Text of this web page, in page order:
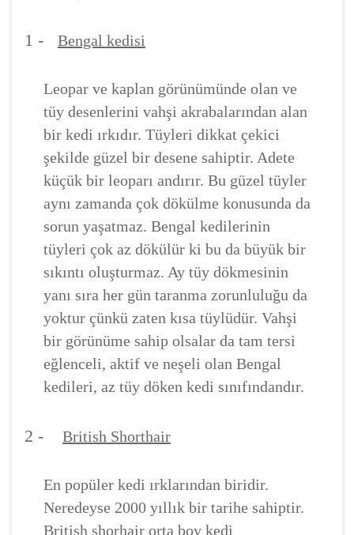
1 - Bengal kedisi
Leopar ve kaplan görünümünde olan ve
tüy desenlerini vahşi akrabalarından alan
bir kedi ırkıdır. Tüyleri dikkat çekici
şekilde güzel bir desene sahiptir. Adete
küçük bir leoparı andırır. Bu güzel tüyler
aynı zamanda çok dökülme konusunda da
sorun yaşatmaz. Bengal kedilerinin
tüyleri çok az dökülür ki bu da büyük bir
sıkıntı oluşturmaz. Ay tüy dökmesinin
yanı sıra her gün taranma zorunluluğu da
yoktur çünkü zaten kısa tüylüdür. Vahşi
bir görünüme sahip olsalar da tam tersi
eğlenceli, aktif ve neşeli olan Bengal
kedileri, az tüy döken kedi sınıfındandır.
2 - British Shorthair
En popüler kedi ırklarından biridir.
Neredeyse 2000 yıllık bir tarihe sahiptir.
British shorhair orta boy kedi